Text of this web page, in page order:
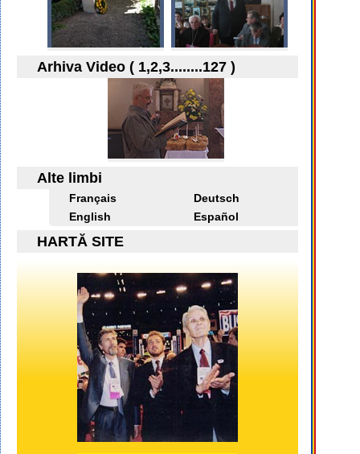
Arhiva Video ( 1,2,3........127 )
Alte limbi
Français
Deutsch
English
Español
HARTĂ SITE